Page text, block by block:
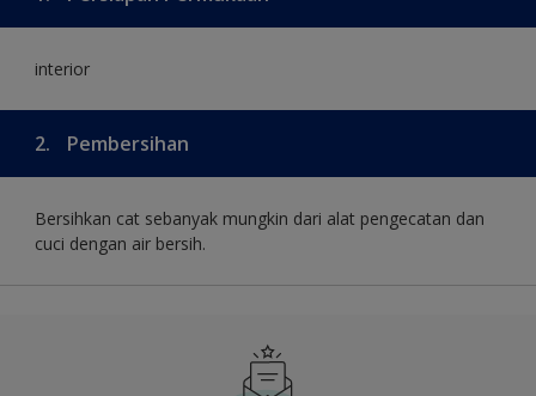
interior
2. Pembersihan
Bersihkan cat sebanyak mungkin dari alat pengecatan dan
cuci dengan air bersih.